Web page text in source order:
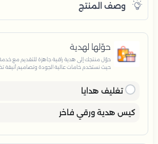
وصف المنتج
حوّلها لهدية
حوّل منتجك إلى هدية راقية جاهزة للتقديم مع خدمة
حيث نستخدم خامات عالية الجودة وتصاميم
تغليف هدايا
كيس هدية ورقي فاخر